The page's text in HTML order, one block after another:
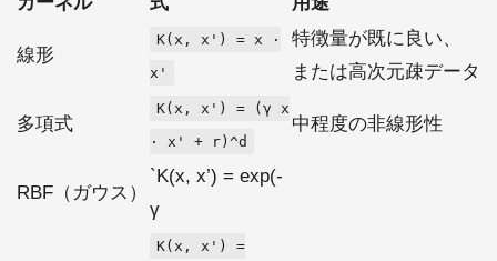
線形
K(x, x') = x ·
x'
特徴量が既に良い、
または高次元疎データ
多項式
K(x, x') = (γ x
· x' + r)^d
中程度の非線形性
RBF（ガウス）
`K(x, x’) = exp(-
γ
K(x, x') =